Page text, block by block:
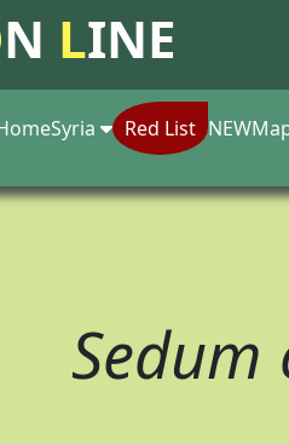
N LINE
Syria Red List NEW
Sedum